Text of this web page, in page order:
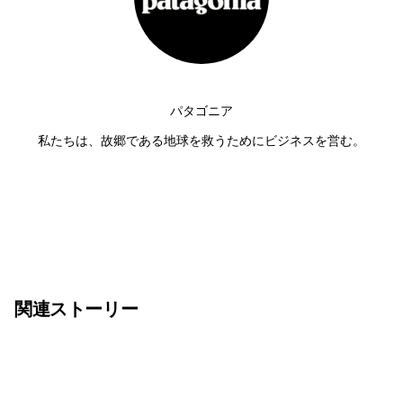
パタゴニア
私たちは、故郷である地球を救うためにビジネスを営む。
関連ストーリー